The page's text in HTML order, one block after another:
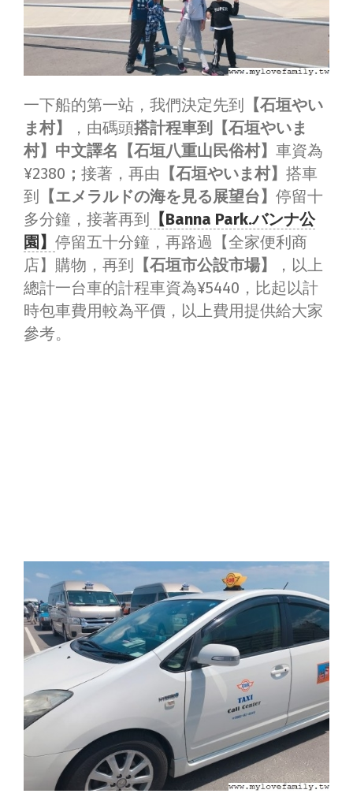
一下船的第一站，我們決定先到
【石垣やい
ま村】
，由碼頭搭計程車到【石垣やいま
村】中文譯名【石垣八重山民俗村】 車資為
¥2380 ； 接著，再由 【石垣やいま村】 搭車
到
【エメラルドの海を見る展望台】 停留十
多分鐘，接著再到
【Banna Park.バンナ公
園】 停留五十分鐘，再路過【全家便利商
店】購物，再到
【石垣市公設市場】
，以上
總計一台車的計程車資為¥5440，比起以計
時包車費用較為平價，以上費用提供給大家
參考。